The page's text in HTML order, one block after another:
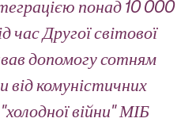
понад 10 000
час Другої світової
допомогу сотням
від комуністичних
війни" МІБ